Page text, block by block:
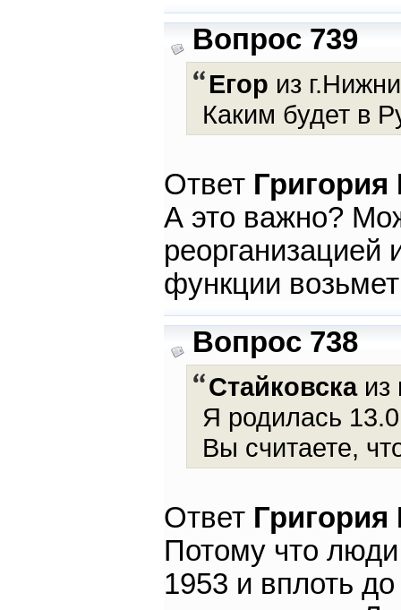
Вопрос 739
Егор из
Каким будет в
Ответ
А это важно?
функции
Вопрос 738
Стайковскаиз
Я родилась
Вы считаете,
Ответ
Потому что
1953 и вплоть